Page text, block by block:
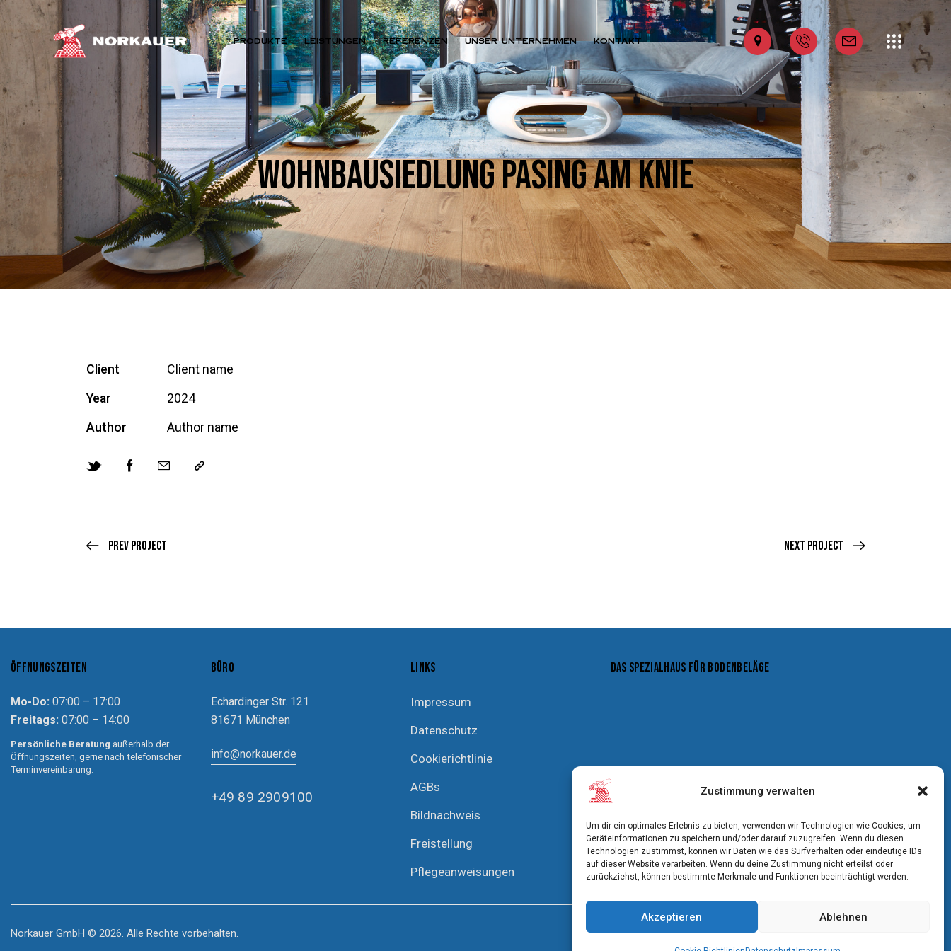
Zustimmung verwalten
Um dir ein optimales Erlebnis zu bieten, verwenden wir Technologien wie Cookies, um
Geräteinformationen zu speichern und/oder darauf zuzugreifen. Wenn du diesen
Technologien zustimmst, können wir Daten wie das Surfverhalten oder eindeutige IDs
auf dieser Website verarbeiten. Wenn du deine Zustimmung nicht erteilst oder
zurückziehst, können bestimmte Merkmale und Funktionen beeinträchtigt werden.
Akzeptieren Ablehnen
PRODUKTE LEISTUNGEN REFERENZEN UNSER UNTERNEHMEN KONTAKT
WOHNBAUSIEDLUNG PASING AM KNIE
Client
Client name
Year
2024
Author
Author name
Prev Project Next Project
ÖFFNUNGSZEITEN
Mo-Do: 07:00 – 17:00
Freitags: 07:00 – 14:00
Persönliche Beratung außerhalb der
Öffnungszeiten, gerne nach telefonischer
Terminvereinbarung.
BÜRO
Echardinger Str. 121
81671 München
info@norkauer.de
+49 89 2909100
LINKS
Impressum
Datenschutz
Cookierichtlinie
AGBs
Bildnachweis
Freistellung
Pflegeanweisungen
DAS SPEZIALHAUS FÜR BODENBELÄGE
Norkauer GmbH © 2026. Alle Rechte vorbehalten.